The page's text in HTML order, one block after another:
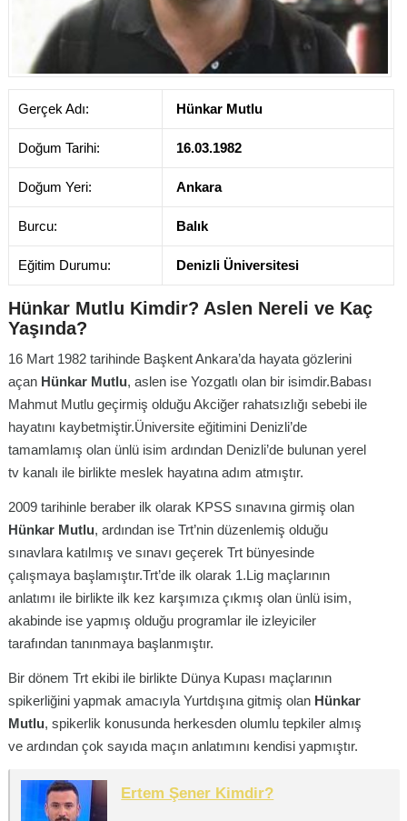
Gerçek Adı: Hünkar Mutlu
Doğum Tarihi: 16.03.1982
Doğum Yeri: Ankara
Burcu: Balık
Eğitim Durumu: Denizli Üniversitesi
Hünkar Mutlu Kimdir? Aslen Nereli ve Kaç
Yaşında?
16 Mart 1982 tarihinde Başkent Ankara’da hayata gözlerini
açan Hünkar Mutlu, aslen ise Yozgatlı olan bir isimdir.Babası
Mahmut Mutlu geçirmiş olduğu Akciğer rahatsızlığı sebebi ile
hayatını kaybetmiştir.Üniversite eğitimini Denizli’de
tamamlamış olan ünlü isim ardından Denizli’de bulunan yerel
tv kanalı ile birlikte meslek hayatına adım atmıştır.
2009 tarihinle beraber ilk olarak KPSS sınavına girmiş olan
Hünkar Mutlu, ardından ise Trt’nin düzenlemiş olduğu
sınavlara katılmış ve sınavı geçerek Trt bünyesinde
çalışmaya başlamıştır.Trt’de ilk olarak 1.Lig maçlarının
anlatımı ile birlikte ilk kez karşımıza çıkmış olan ünlü isim,
akabinde ise yapmış olduğu programlar ile izleyiciler
tarafından tanınmaya başlanmıştır.
Bir dönem Trt ekibi ile birlikte Dünya Kupası maçlarının
spikerliğini yapmak amacıyla Yurtdışına gitmiş olan Hünkar
Mutlu, spikerlik konusunda herkesden olumlu tepkiler almış
ve ardından çok sayıda maçın anlatımını kendisi yapmıştır.
Ertem Şener Kimdir?